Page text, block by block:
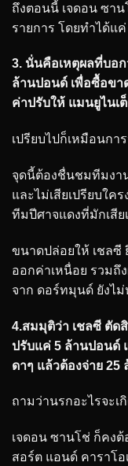
ถึงตอนนี้ เจดอน ซาน
รายการ โดยทำได้แ
3. นั่นคือเหตุผลที่บอ
ล้านปอนด์ เพื่อซื้อขา
ค่าปรับให้ แมนยูไนเ
เปรียบไปก็เหมือนกา
จุดนี้ต้องชื่นชมทีมงา
และไม่เสียเปรียบใ
ทีมปีศาจแดงที่มักเสีย
ขนาดปล่อยให้ เชลซี
ออกค่าเหนื่อย รวมถึ
จาก ดอร์ทมุนด์ ยังไม่
4.สมมุติว่า เชลซี ตัดสิ
ปรับแค่ 5 ล้านปอนด์
ดาๆ แล้วต้องจ่าย 25
ถามว่านรกอะไรจะเ
เจดอน ซานโช่ ก็คง
สอร์ต แอนด์ คาราโ